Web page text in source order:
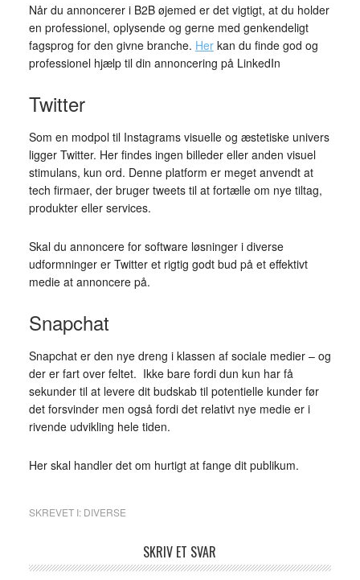
Når du annoncerer i B2B øjemed er det vigtigt, at du holder
en professionel, oplysende og gerne med genkendeligt
fagsprog for den givne branche. Herkan du finde god og
professionel hjælp til din annoncering på LinkedIn
Twitter
Som en modpol til Instagrams visuelle og æstetiske univers
ligger Twitter. Her findes ingen billeder eller anden visuel
stimulans, kun ord. Denne platform er meget anvendt at
tech firmaer, der bruger tweets til at fortælle om nye tiltag,
produkter eller services.
Skal du annoncere for software løsninger i diverse
udformninger er Twitter et rigtig godt bud på et effektivt
medie at annoncere på.
Snapchat
Snapchat er den nye dreng i klassen af sociale medier – og
der er fart over feltet. Ikke bare fordi dun kun har få
sekunder til at levere dit budskab til potentielle kunder før
det forsvinder men også fordi det relativt nye medie er i
rivende udvikling hele tiden.
Her skal handler det om hurtigt at fange dit publikum.
SKREVET I: DIVERSE
SKRIV ET SVAR